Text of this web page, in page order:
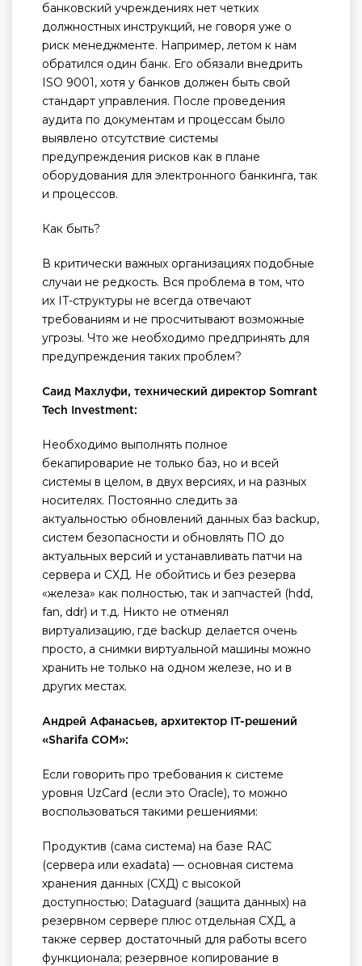
банковский учреждениях нет четких
должностных инструкций, не говоря уже о
риск менеджменте. Например, летом к нам
обратился один банк. Его обязали внедрить
ISO 9001, хотя у банков должен быть свой
стандарт управления. После проведения
аудита по документам и процессам было
выявлено отсутствие системы
предупреждения рисков как в плане
оборудования для электронного банкинга, так
и процессов.
Как быть?
В критически важных организациях подобные
случаи не редкость. Вся проблема в том, что
их IT-структуры не всегда отвечают
требованиям и не просчитывают возможные
угрозы. Что же необходимо предпринять для
предупреждения таких проблем?
Саид Махлуфи, технический директор Somrant
Tech Investment:
Необходимо выполнять полное
бекапироварие не только баз, но и всей
системы в целом, в двух версиях, и на разных
носителях. Постоянно следить за
актуальностью обновлений данных баз backup,
систем безопасности и обновлять ПО до
актуальных версий и устанавливать патчи на
сервера и СХД. Не обойтись и без резерва
«железа» как полностью, так и запчастей (hdd,
fan, ddr) и т.д. Никто не отменял
виртуализацию, где backup делается очень
просто, а снимки виртуальной машины можно
хранить не только на одном железе, но и в
других местах.
Андрей Афанасьев, архитектор IT-решений
«Sharifa COM»:
Если говорить про требования к системе
уровня UzCard (если это Oracle), то можно
воспользоваться такими решениями:
Продуктив (сама система) на базе RAC
(сервера или exadata) — основная система
хранения данных (СХД) с высокой
доступностью; Dataguard (защита данных) на
резервном сервере плюс отдельная СХД, а
также сервер достаточный для работы всего
функционала; резервное копирование в